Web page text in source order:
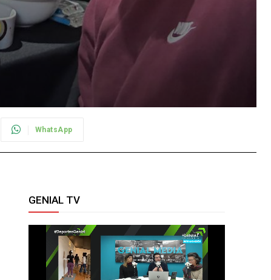
WhatsApp
GENIAL TV